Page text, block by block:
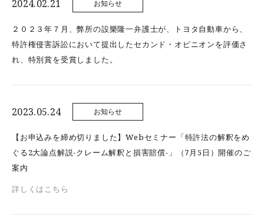
2024.02.21 お知らせ
２０２３年７月、弊所の設樂隆一弁護士が、トヨタ自動車から、
特許権侵害訴訟において提出したセカンド・オピニオンを評価さ
れ、特別賞を受賞しました。
2023.05.24 お知らせ
【お申込みを締め切りました】Webセミナー「特許法の解釈をめ
ぐる2大論点解説-クレーム解釈と損害賠償-」（7月5日）開催のご
案内
詳しくはこちら